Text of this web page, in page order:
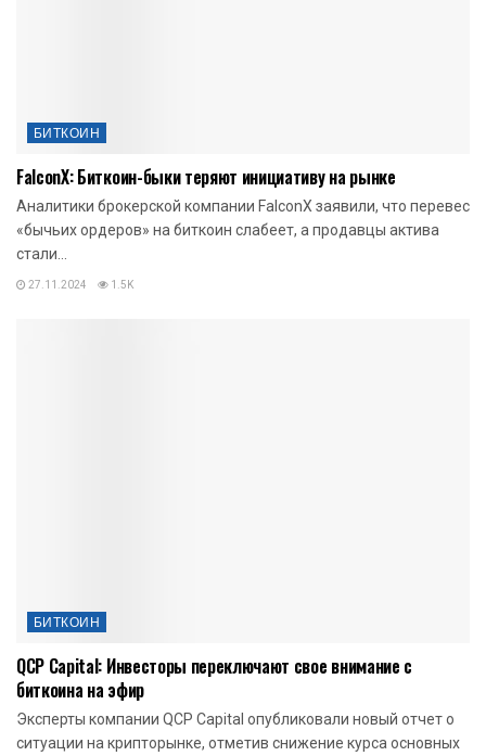
БИТКОИН
FalconX: Биткоин-быки теряют инициативу на рынке
Аналитики брокерской компании FalconX заявили, что перевес
«бычьих ордеров» на биткоин слабеет, а продавцы актива
стали...
27.11.2024 1.5K
БИТКОИН
QCP Capital: Инвесторы переключают свое внимание с
биткоина на эфир
Эксперты компании QCP Capital опубликовали новый отчет о
ситуации на крипторынке, отметив снижение курса основных